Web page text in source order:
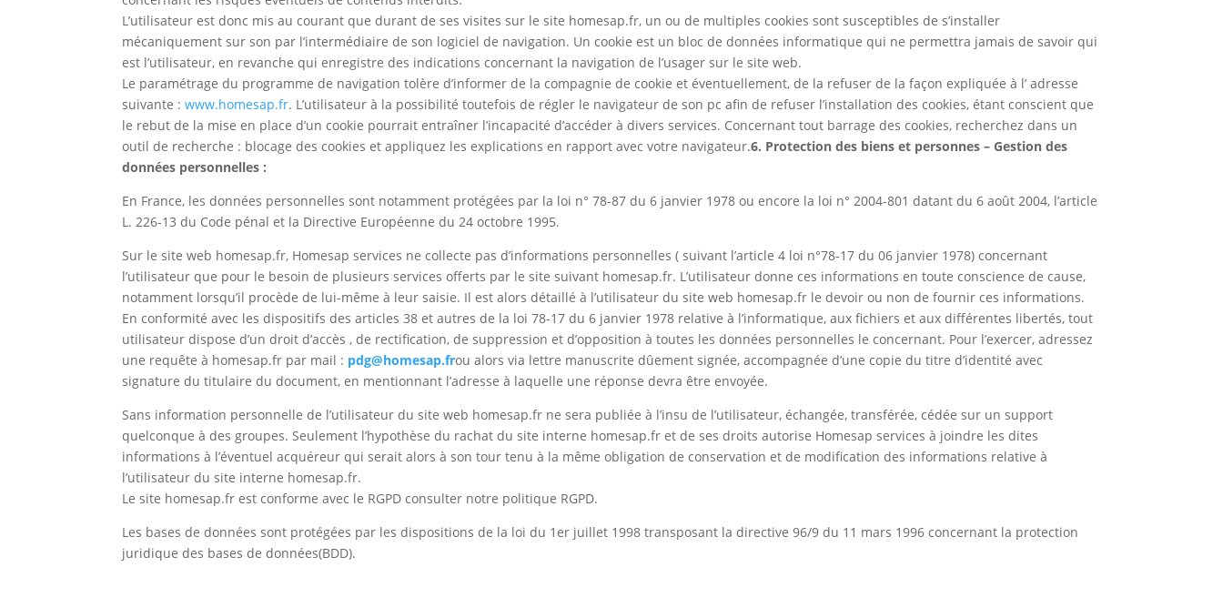
L’utilisateur est donc mis au courant que durant de ses visites sur le site homesap.fr, un ou de multiples cookies sont susceptibles de s’installer
mécaniquement sur son par l’intermédiaire de son logiciel de navigation. Un cookie est un bloc de données informatique qui ne permettra jamais de savoir qui
est l’utilisateur, en revanche qui enregistre des indications concernant la navigation de l’usager sur le site web.
Le paramétrage du programme de navigation tolère d’informer de la compagnie de cookie et éventuellement, de la refuser de la façon expliquée à l’ adresse
suivante :www.homesap.fr. L’utilisateur à la possibilité toutefois de régler le navigateur de son pc afin de refuser l’installation des cookies, étant conscient que
le rebut de la mise en place d’un cookie pourrait entraîner l’incapacité d’accéder à divers services. Concernant tout barrage des cookies, recherchez dans un
outil de recherche : blocage des cookies et appliquez les explications en rapport avec votre navigateur.6. Protection des biens et personnes – Gestion des
données personnelles :
En France, les données personnelles sont notamment protégées par la loi n° 78-87 du 6 janvier 1978 ou encore la loi n° 2004-801 datant du 6 août 2004, l’article
L. 226-13 du Code pénal et la Directive Européenne du 24 octobre 1995.
Sur le site web homesap.fr, Homesap services ne collecte pas d’informations personnelles ( suivant l’article 4 loi n°78-17 du 06 janvier 1978) concernant
l’utilisateur que pour le besoin de plusieurs services offerts par le site suivant homesap.fr. L’utilisateur donne ces informations en toute conscience de cause,
notamment lorsqu’il procède de lui-même à leur saisie. Il est alors détaillé à l’utilisateur du site web homesap.fr le devoir ou non de fournir ces informations.
En conformité avec les dispositifs des articles 38 et autres de la loi 78-17 du 6 janvier 1978 relative à l’informatique, aux fichiers et aux différentes libertés, tout
utilisateur dispose d’un droit d’accès , de rectification, de suppression et d’opposition à toutes les données personnelles le concernant. Pour l’exercer, adressez
une requête à homesap.fr par mail : pdg@homesap.frou alors via lettre manuscrite dûement signée, accompagnée d’une copie du titre d’identité avec
signature du titulaire du document, en mentionnant l’adresse à laquelle une réponse devra être envoyée.
Sans information personnelle de l’utilisateur du site web homesap.fr ne sera publiée à l’insu de l’utilisateur, échangée, transférée, cédée sur un support
quelconque à des groupes. Seulement l’hypothèse du rachat du site interne homesap.fr et de ses droits autorise Homesap services à joindre les dites
informations à l’éventuel acquéreur qui serait alors à son tour tenu à la même obligation de conservation et de modification des informations relative à
l’utilisateur du site interne homesap.fr.
Le site homesap.fr est conforme avec le RGPD consulter notre politique RGPD.
Les bases de données sont protégées par les dispositions de la loi du 1er juillet 1998 transposant la directive 96/9 du 11 mars 1996 concernant la protection
juridique des bases de données(BDD).